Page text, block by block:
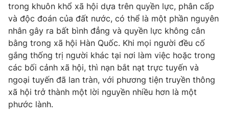
trong khuôn khổ xã hội dựa trên quyền lực, phân cấp
và độc đoán của đất nước, có thể là một phần nguyên
nhân gây ra bất bình đẳng và quyền lực không cân
bằng trong xã hội Hàn Quốc. Khi mọi người đều cố
gắng thống trị người khác tại nơi làm việc hoặc trong
các bối cảnh xã hội, thì nạn bắt nạt trực tuyến và
ngoại tuyến đã lan tràn, với phương tiện truyền thông
xã hội trở thành một lời nguyền nhiều hơn là một
phước lành.